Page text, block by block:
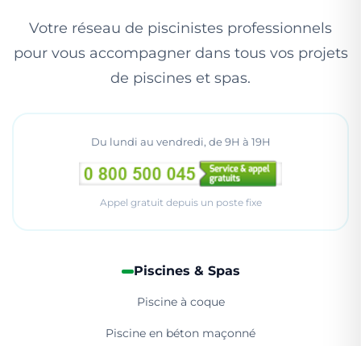
Votre réseau de piscinistes professionnels
pour vous accompagner dans tous vos projets
de piscines et spas.
Du lundi au vendredi, de 9H à 19H
Appel gratuit depuis un poste fixe
Piscines & Spas
Piscine à coque
Piscine en béton maçonné